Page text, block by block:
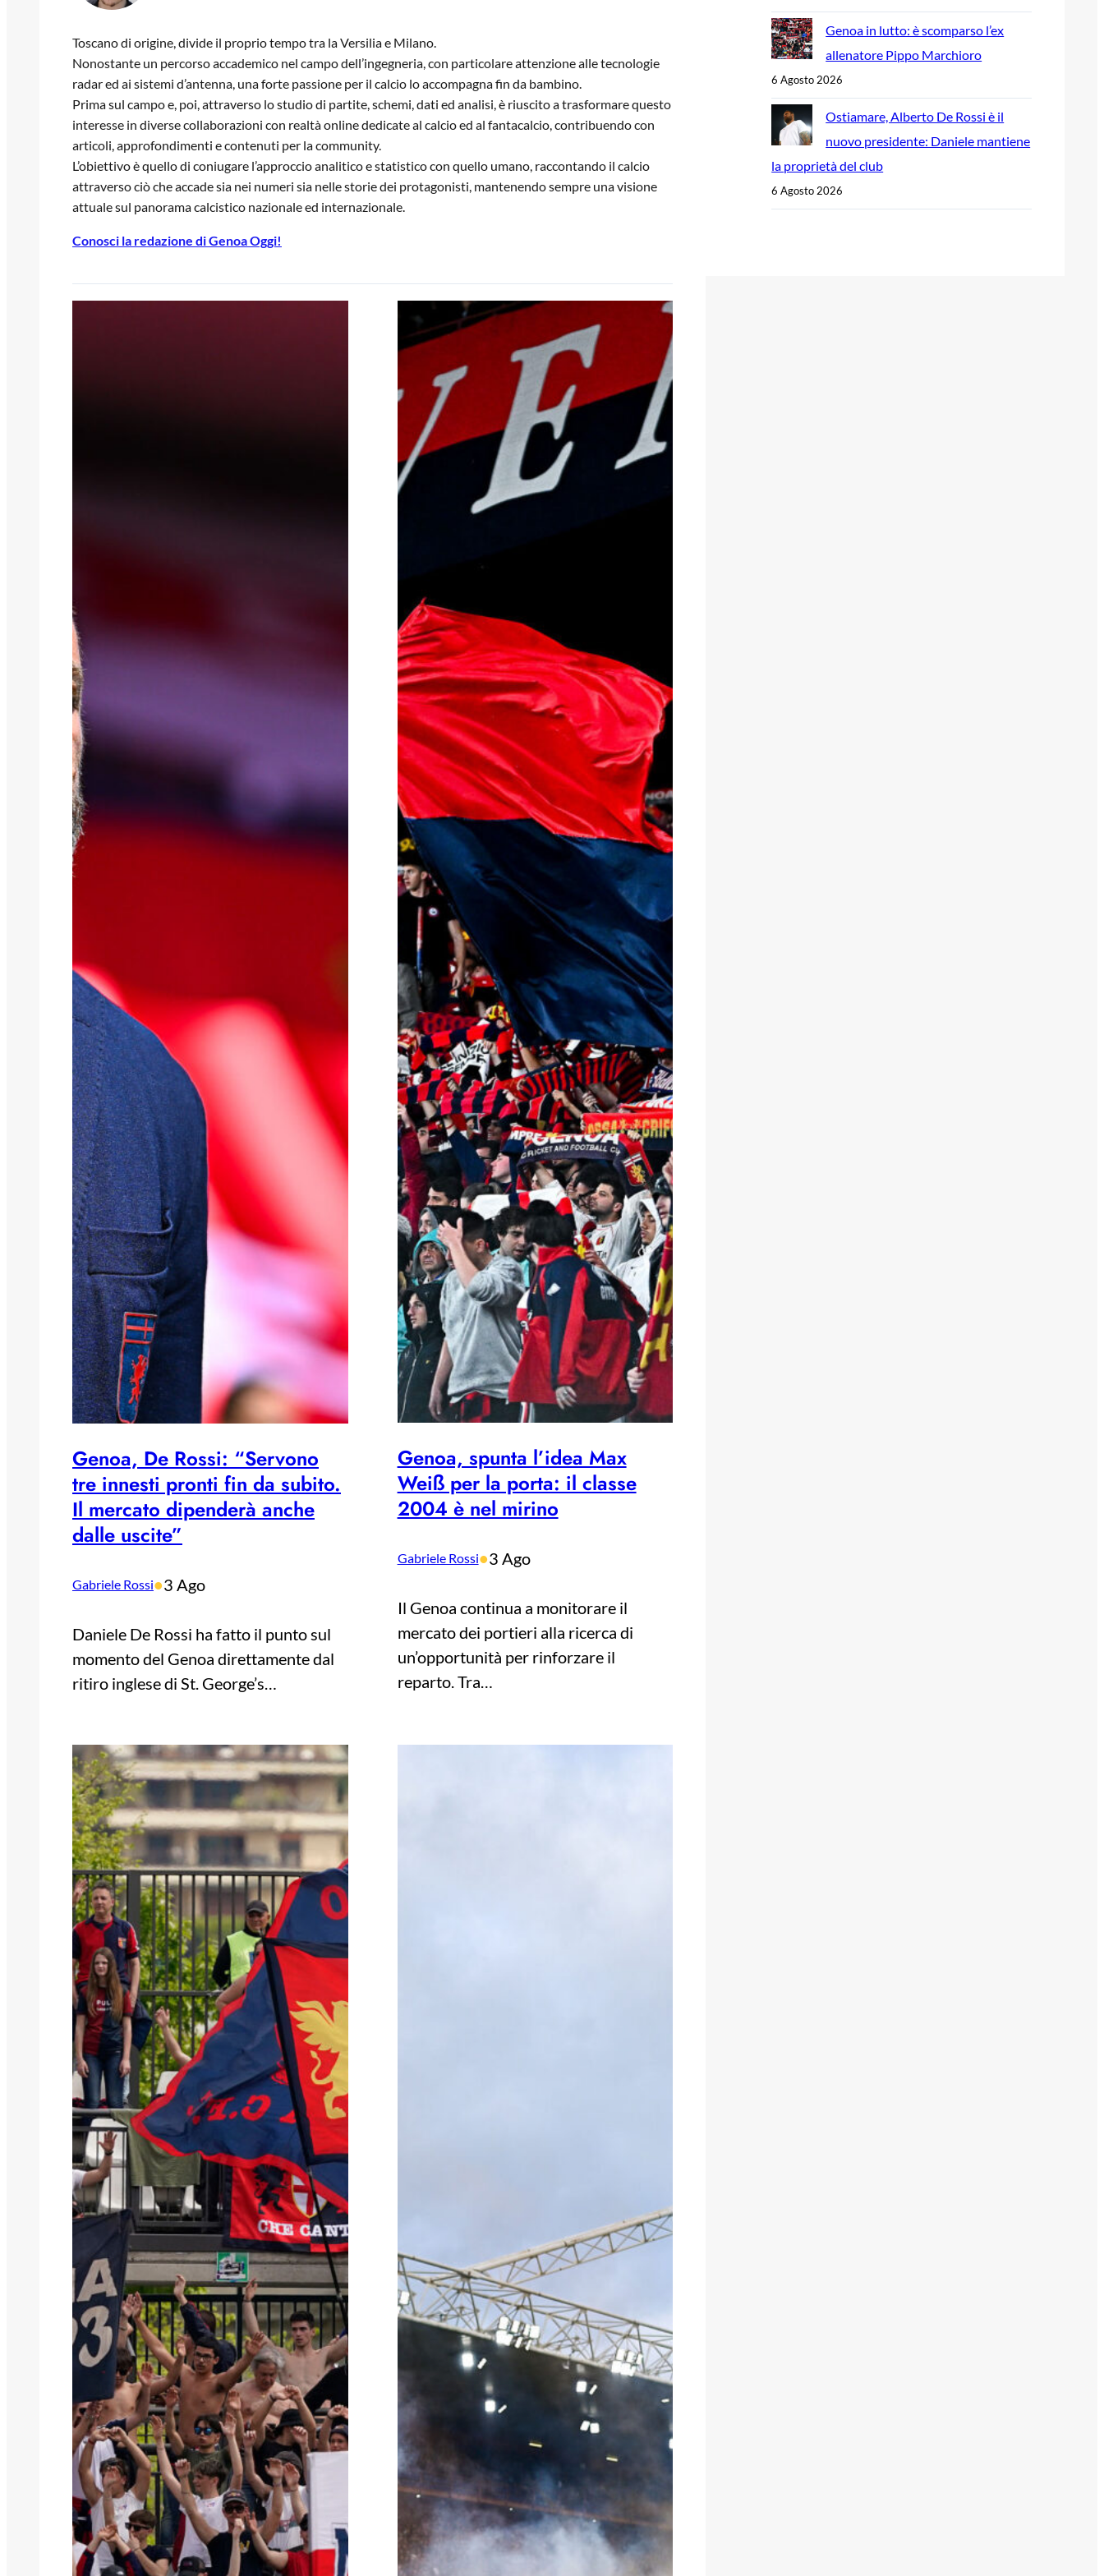
Toscano di origine, divide il proprio tempo tra la Versilia e Milano.
Nonostante un percorso accademico nel campo dell’ingegneria, con particolare attenzione alle tecnologie
radar ed ai sistemi d’antenna, una forte passione per il calcio lo accompagna fin da bambino.
Prima sul campo e, poi, attraverso lo studio di partite, schemi, dati ed analisi, è riuscito a trasformare questo
interesse in diverse collaborazioni con realtà online dedicate al calcio ed al fantacalcio, contribuendo con
articoli, approfondimenti e contenuti per la community.
L’obiettivo è quello di coniugare l’approccio analitico e statistico con quello umano, raccontando il calcio
attraverso ciò che accade sia nei numeri sia nelle storie dei protagonisti, mantenendo sempre una visione
attuale sul panorama calcistico nazionale ed internazionale.
Conosci la redazione di Genoa Oggi!
Genoa, De Rossi: “Servono
tre innesti pronti fin da subito.
Il mercato dipenderà anche
dalle uscite”
Gabriele Rossi•3 Ago
Daniele De Rossi ha fatto il punto sul
momento del Genoa direttamente dal
ritiro inglese di St. George’s…
Genoa, spunta l’idea Max
Weiß per la porta: il classe
2004 è nel mirino
Gabriele Rossi•3 Ago
Il Genoa continua a monitorare il
mercato dei portieri alla ricerca di
un’opportunità per rinforzare il
reparto. Tra…
Genoa in lutto: è scomparso l’ex
allenatore Pippo Marchioro
6 Agosto 2026
Ostiamare, Alberto De Rossi è il
nuovo presidente: Daniele mantiene
la proprietà del club
6 Agosto 2026